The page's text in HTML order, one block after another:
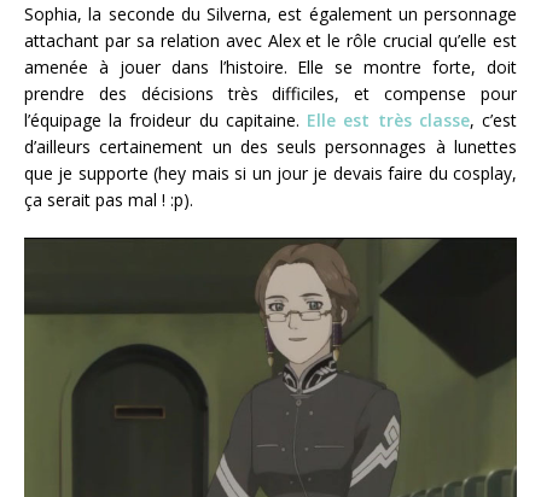
Sophia, la seconde du Silverna, est également un personnage
attachant par sa relation avec Alex et le rôle crucial qu’elle est
amenée à jouer dans l’histoire. Elle se montre forte, doit
prendre des décisions très difficiles, et compense pour
l’équipage la froideur du capitaine. Elle est très classe, c’est
d’ailleurs certainement un des seuls personnages à lunettes
que je supporte (hey mais si un jour je devais faire du cosplay,
ça serait pas mal ! :p).